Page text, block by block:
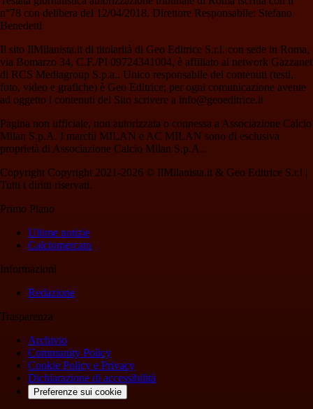
n°78 con delibera del 12/04/2018. Direttore Responsabile: Stefano
Benedetti
Il sito IlMilanista.it di titolarità di Geo Editrice S.r.l. con sede in Roma,
via Bomarzo 34, C.F./PI 09724341004, è affiliato al network Gazzanet
di RCS Mediagroup S.p.a.. Unico responsabile dei contenuti (testi,
foto, video e grafiche) è Geo Editrice; per ogni comunicazione avente
ad oggetto i contenuti del Sito scrivere a info@geoeditrice.it
Pagina non ufficiale, non autorizzata o connessa a Associazione Calcio
Milan S.p.A. I marchi MILAN e AC MILAN sono di esclusiva
proprietà di Associazione Calcio Milan S.p.A..
Copyright Copyright 2021-2026 © IlMilanista.it & Geo Editrice S.r.l |
Tutti i diritti riservati.
Primo Piano
Ultime notizie
Calciomercato
Informazioni
Redazione
Trasparenza
Archivio
Community Policy
Cookie Policy e Privacy
Dichiarazione di accessibilità
Preferenze sui cookie